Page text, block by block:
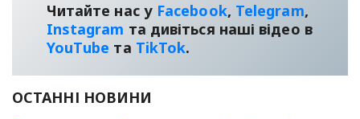
Читайте нас у Facebook, Telegram,
Instagram та дивіться наші відео в
YouТube та TikTok.
ОСТАННІ НОВИНИ